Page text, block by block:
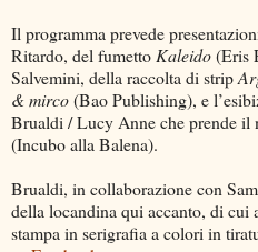
Il programma prevede
Ritardo, del fumettoKaleido(Eris
Salvemini, della raccolta di strip
& mirco(Bao Publishing), e
Brualdi / Lucy Anne che prende il
(Incubo alla Balena).
Brualdi, in collaborazione con
della locandina qui accanto, di cui
stampa in serigrafia a colori in